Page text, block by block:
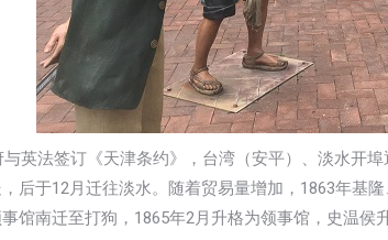
与英法签订《天津条约》，台湾（安平）、淡水开
后于12月迁往淡水。随着贸易量增加，1863年基
馆南迁至打狗，1865年2月升格为领事馆，史温侯